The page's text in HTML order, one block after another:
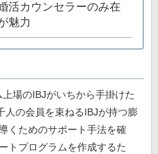
活カウンセラーのみ在
魅力
場のIBJがいちから手掛けた
人の会員を束ねるIBJが持つ膨
くためのサポート手法を確
トプログラムを作成するた